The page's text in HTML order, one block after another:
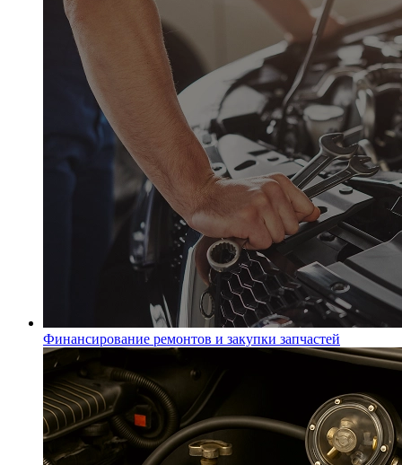
Финансирование ремонтов и закупки запчастей